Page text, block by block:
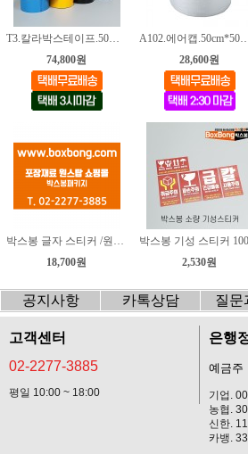
T3.칼라박스테이프.50mm*40M [13가지색상]
74,800원
A102.에어캡
28,600원
박스봉 글자 스티커 /원하는 문구를 마음대로~/
18,700원
2,530원
공지사항 카톡상담 질문
고객센터
02-2277-3885
평일 10:00 ~ 18:00
은행
예금주
기업.
농협.
신한.
카뱅.